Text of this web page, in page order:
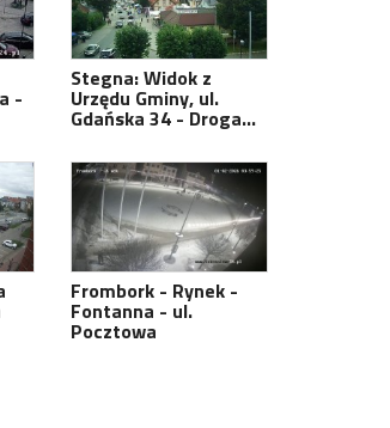
-
Stegna: Widok z
Urzędu Gminy, ul.
Gdańska 34 - Droga…
Frombork - Rynek -
Fontanna - ul.
Pocztowa